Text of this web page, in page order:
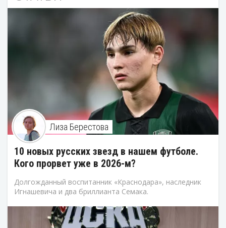
Лиза Берестова
10 новых русских звезд в нашем футболе.
Кого прорвет уже в 2026-м?
Долгожданный воспитанник «Краснодара», наследник
Игнашевича и два бриллианта Семака.